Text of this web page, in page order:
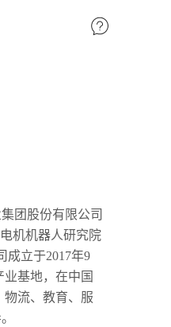
团股份有限公司
机机器人研究院
成立于2017年9
基地，在中国
物流、教育、服